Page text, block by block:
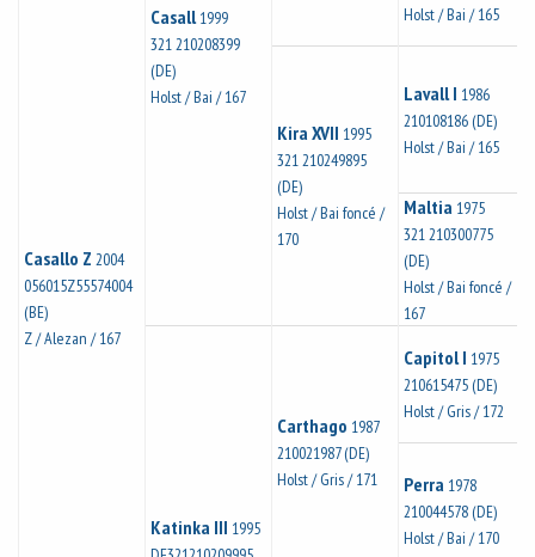
Casallo Z 2004
056015Z55574004
(BE)
Z / Alezan / 167
Casall 1999
321 210208399
(DE)
Holst / Bai / 167
Holst / Bai / 165
Kira XVII 1995
321 210249895
(DE)
Holst / Bai foncé /
170
Lavall I 1986
210108186 (DE)
Holst / Bai / 165
Maltia 1975
321 210300775
(DE)
Holst / Bai foncé /
167
Katinka III 1995
Carthago 1987
210021987 (DE)
Holst / Gris / 171
Capitol I 1975
210615475 (DE)
Holst / Gris / 172
Perra 1978
210044578 (DE)
Holst / Bai / 170